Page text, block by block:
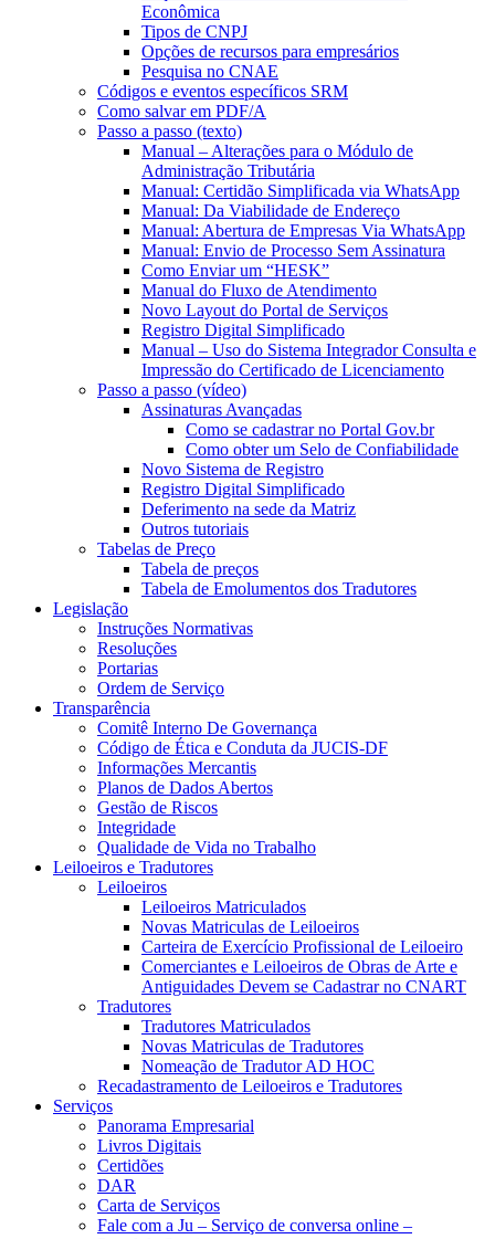
Econômica
Tipos de CNPJ
Opções de recursos para empresários
Pesquisa no CNAE
Códigos e eventos específicos SRM
Como salvar em PDF/A
Passo a passo (texto)
Manual – Alterações para o Módulo de
Administração Tributária
Manual: Certidão Simplificada via WhatsApp
Manual: Da Viabilidade de Endereço
Manual: Abertura de Empresas Via WhatsApp
Manual: Envio de Processo Sem Assinatura
Como Enviar um “HESK”
Manual do Fluxo de Atendimento
Novo Layout do Portal de Serviços
Registro Digital Simplificado
Manual – Uso do Sistema Integrador Consulta e
Impressão do Certificado de Licenciamento
Passo a passo (vídeo)
Assinaturas Avançadas
Como se cadastrar no Portal Gov.br
Como obter um Selo de Confiabilidade
Novo Sistema de Registro
Registro Digital Simplificado
Deferimento na sede da Matriz
Outros tutoriais
Tabelas de Preço
Tabela de preços
Tabela de Emolumentos dos Tradutores
Legislação
Instruções Normativas
Resoluções
Portarias
Ordem de Serviço
Transparência
Comitê Interno De Governança
Código de Ética e Conduta da JUCIS-DF
Informações Mercantis
Planos de Dados Abertos
Gestão de Riscos
Integridade
Qualidade de Vida no Trabalho
Leiloeiros e Tradutores
Leiloeiros
Leiloeiros Matriculados
Novas Matriculas de Leiloeiros
Carteira de Exercício Profissional de Leiloeiro
Comerciantes e Leiloeiros de Obras de Arte e
Antiguidades Devem se Cadastrar no CNART
Tradutores
Tradutores Matriculados
Novas Matriculas de Tradutores
Nomeação de Tradutor AD HOC
Recadastramento de Leiloeiros e Tradutores
Serviços
Panorama Empresarial
Livros Digitais
Certidões
DAR
Carta de Serviços
Fale com a Ju – Serviço de conversa online –